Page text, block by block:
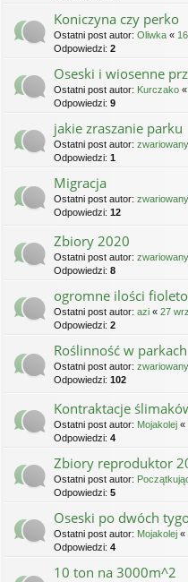
Koniczyna czy perko
Ostatni post autor: Oliwka «
Odpowiedzi: 2
Oseski i wiosenne
Ostatni post autor: Kurczako «
Odpowiedzi: 9
jakie zraszanie parku
Ostatni post autor:
Odpowiedzi: 1
Migracja
Ostatni post autor:
Odpowiedzi: 12
Zbiory 2020
Ostatni post autor:
Odpowiedzi: 8
ogromne ilości
Ostatni post autor: azi « 27
Odpowiedzi: 2
Roślinność w parkach
Ostatni post autor:
Odpowiedzi: 102
Kontraktacje
Ostatni post autor: Mojakolej «
Odpowiedzi: 4
Zbiory reproduktor
Ostatni post autor:
Odpowiedzi: 5
Oseski po dwóch
Ostatni post autor: Mojakolej «
Odpowiedzi: 4
10 ton na 3000m^2